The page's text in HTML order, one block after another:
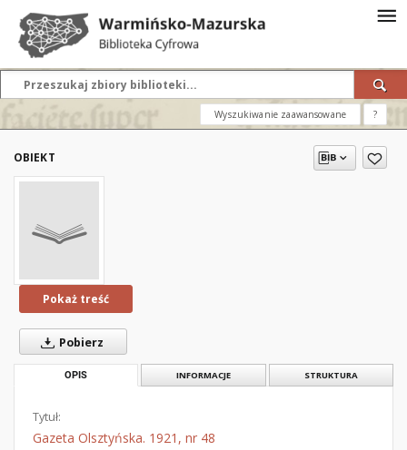
Wyszukiwanie zaawansowane ?
OBIEKT
Pokaż treść
Pobierz
OPIS INFORMACJE STRUKTURA
Tytuł:
Gazeta Olsztyńska. 1921, nr 48